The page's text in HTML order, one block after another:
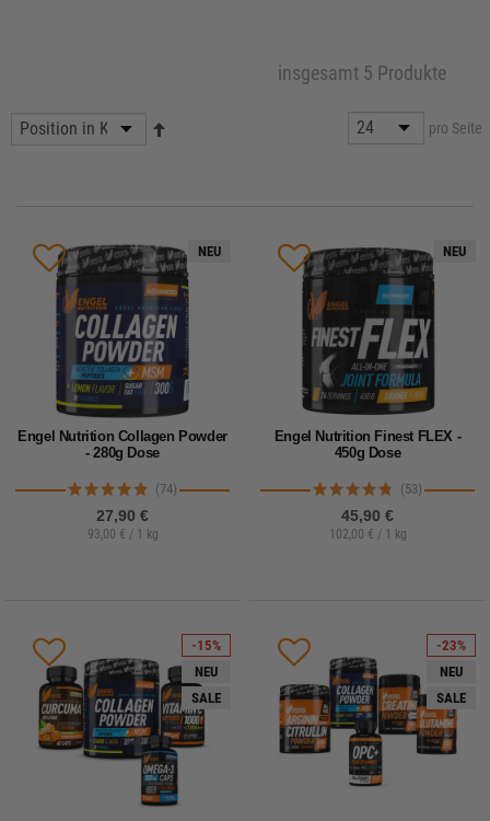
insgesamt 5 Produkte
pro Seite
NEU
Engel Nutrition Collagen Powder
- 280g Dose
(74)
27,90 €
93,00 € / 1 kg
NEU
Engel Nutrition Finest FLEX -
450g Dose
(53)
45,90 €
102,00 € / 1 kg
-15%
NEU
SALE
-23%
NEU
SALE